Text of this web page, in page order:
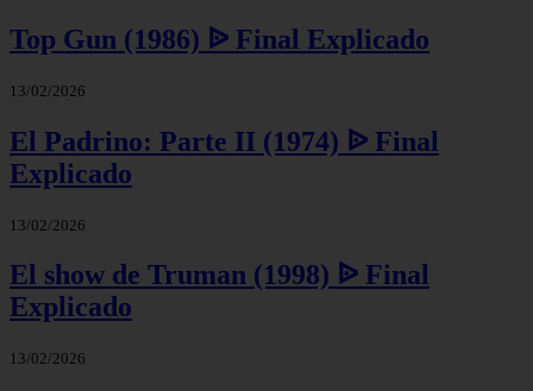
Top Gun (1986) ᐉ Final Explicado
13/02/2026
El Padrino: Parte II (1974) ᐉ Final
Explicado
13/02/2026
El show de Truman (1998) ᐉ Final
Explicado
13/02/2026